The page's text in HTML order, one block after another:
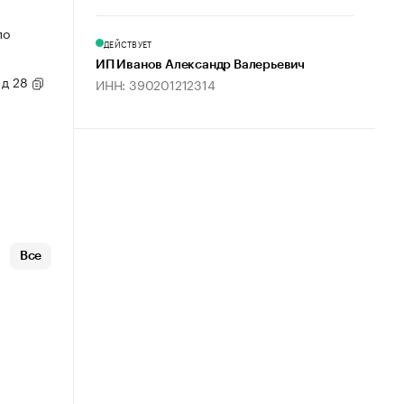
28
Все
ДЕЙСТВУЕТ
ИП Иванов Александр Валерьевич
ИНН: 390201212314